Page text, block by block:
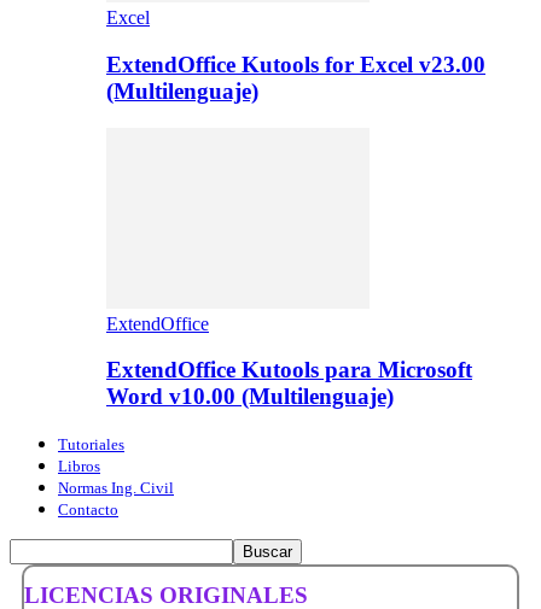
Excel
ExtendOffice Kutools for Excel v23.00
(Multilenguaje)
ExtendOffice
ExtendOffice Kutools para Microsoft
Word v10.00 (Multilenguaje)
Tutoriales
Libros
Normas Ing. Civil
Contacto
LICENCIAS ORIGINALES